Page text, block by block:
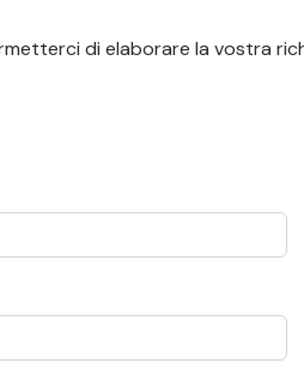
di elaborare la vostra